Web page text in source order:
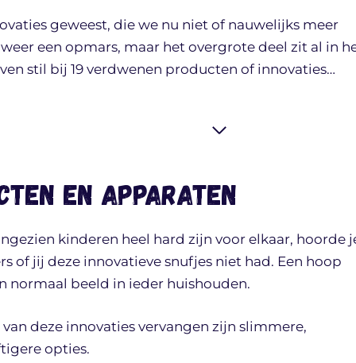
geweest, die we nu niet of nauwelijks meer
een opmars, maar het overgrote deel zit al in
stil bij 19 verdwenen producten of innovaties…
en apparaten
kinderen heel hard zijn voor elkaar, hoorde
of jij deze innovatieve snufjes niet had. Een hoop
normaal beeld in ieder huishouden.
deze innovaties vervangen zijn slimmere,
opties.